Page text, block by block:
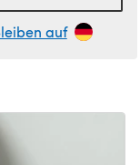
auf